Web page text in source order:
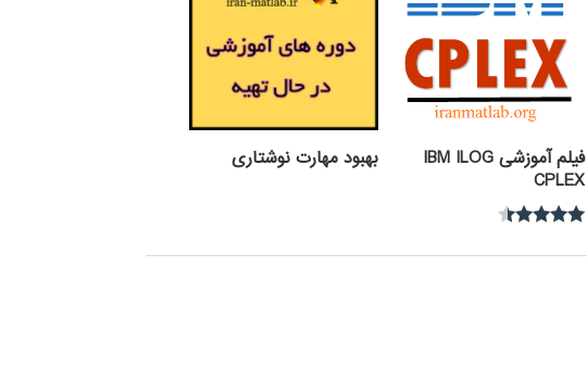
فیلم آموزشی IBM ILOG
CPLEX
4.30
بهبود مهارت نوشتاری